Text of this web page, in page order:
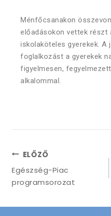
Ménfőcsanakon
előadásokon vettek részt
iskolaköteles gyerekek. A
foglalkozást a gyerekek
figyelmesen,
alkalommal.
ELŐZŐ
Egészség-Piac
programsorozat